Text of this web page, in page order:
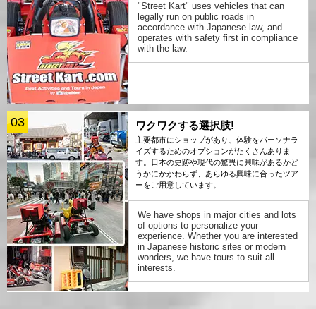
"Street Kart" uses vehicles that can
legally run on public roads in
accordance with Japanese law, and
operates with safety first in compliance
with the law.
03 ワクワクする選択肢!
主要都市にショップがあり、体験をパーソナラ
イズするためのオプションがたくさんありま
す。日本の史跡や現代の驚異に興味があるかど
うかにかかわらず、あらゆる興味に合ったツア
ーをご用意しています。
We have shops in major cities and lots
of options to personalize your
experience. Whether you are interested
in Japanese historic sites or modern
wonders, we have tours to suit all
interests.